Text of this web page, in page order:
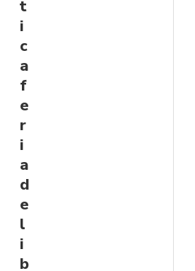
t
i
c
a
f
e
r
i
a
d
e
l
i
b